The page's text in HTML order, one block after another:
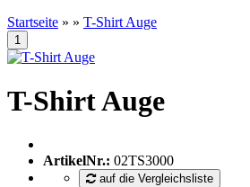
Startseite » » T-Shirt Auge
T-Shirt Auge
ArtikelNr.: 02TS3000
auf die Vergleichsliste